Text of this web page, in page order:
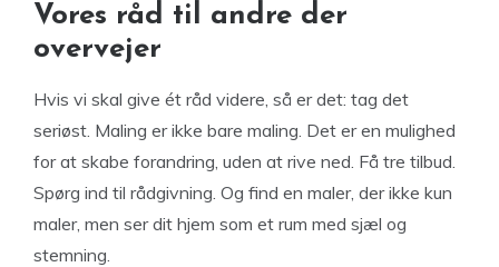
Vores råd til andre der
overvejer
Hvis vi skal give ét råd videre, så er det: tag det
seriøst. Maling er ikke bare maling. Det er en mulighed
for at skabe forandring, uden at rive ned. Få tre tilbud.
Spørg ind til rådgivning. Og find en maler, der ikke kun
maler, men ser dit hjem som et rum med sjæl og
stemning.